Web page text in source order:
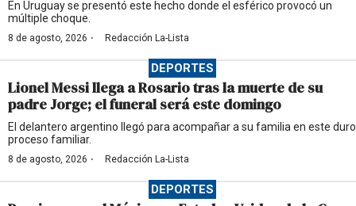
En Uruguay se presentó este hecho donde el esférico provocó un
múltiple choque.
8 de agosto, 2026 · Redacción La-Lista
DEPORTES
Lionel Messi llega a Rosario tras la muerte de su
padre Jorge; el funeral será este domingo
El delantero argentino llegó para acompañar a su familia en este duro
proceso familiar.
8 de agosto, 2026 · Redacción La-Lista
DEPORTES